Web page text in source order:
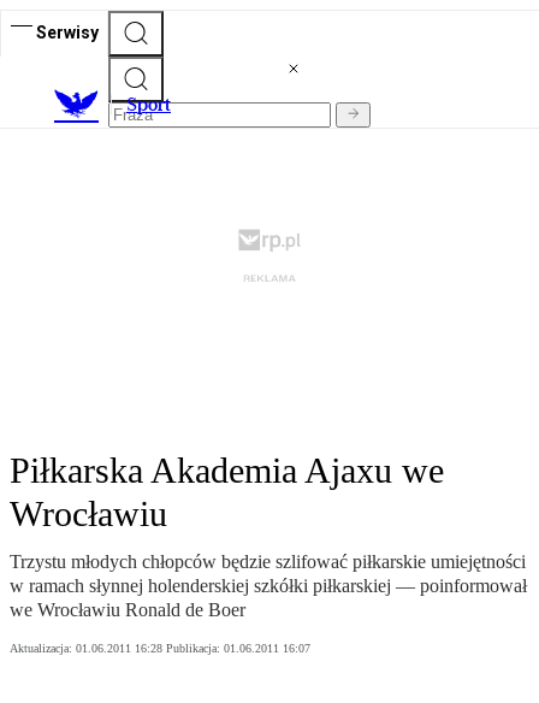
Serwisy
Sport
Piłkarska Akademia Ajaxu we
Wrocławiu
Trzystu młodych chłopców będzie szlifować piłkarskie umiejętności
w ramach słynnej holenderskiej szkółki piłkarskiej — poinformował
we Wrocławiu Ronald de Boer
Aktualizacja: 01.06.2011 16:28 Publikacja: 01.06.2011 16:07